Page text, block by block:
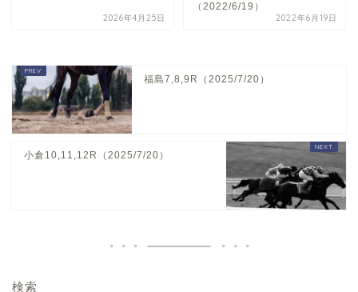
2026年4月25日
（2022/6/19）
2022年6月19日
福島7,8,9R（2025/7/20）
小倉10,11,12R（2025/7/20）
検索